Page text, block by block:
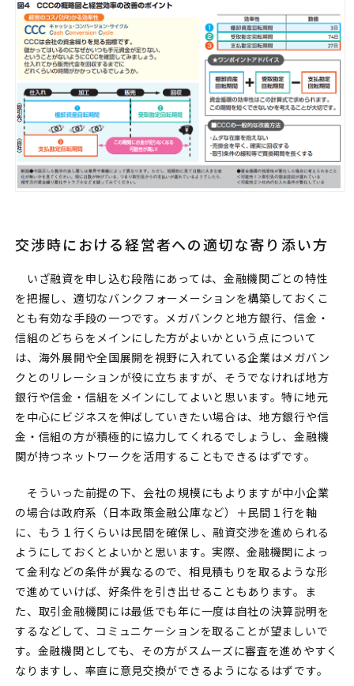
交渉時における経営者への適切な寄り添い方
いざ融資を申し込む段階にあっては、金融機関ごとの特性
を把握し、適切なバンクフォーメーションを構築しておくこ
とも有効な手段の一つです。メガバンクと地方銀行、信金・
信組のどちらをメインにした方がよいかという点について
は、海外展開や全国展開を視野に入れている企業はメガバン
クとのリレーションが役に立ちますが、そうでなければ地方
銀行や信金・信組をメインにしてよいと思います。特に地元
を中心にビジネスを伸ばしていきたい場合は、地方銀行や信
金・信組の方が積極的に協力してくれるでしょうし、金融機
関が持つネットワークを活用することもできるはずです。
そういった前提の下、会社の規模にもよりますが中小企業
の場合は政府系（日本政策金融公庫など）＋民間１行を軸
に、もう１行くらいは民間を確保し、融資交渉を進められる
ようにしておくとよいかと思います。実際、金融機関によっ
て金利などの条件が異なるので、相見積もりを取るような形
で進めていけば、好条件を引き出せることもあります。ま
た、取引金融機関には最低でも年に一度は自社の決算説明を
するなどして、コミュニケーションを取ることが望ましいで
す。金融機関としても、その方がスムーズに審査を進めやすく
なりますし、率直に意見交換ができるようになるはずです。